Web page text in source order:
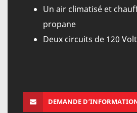
Un air climatisé et
propane
Deux circuits de 120
DEMANDE